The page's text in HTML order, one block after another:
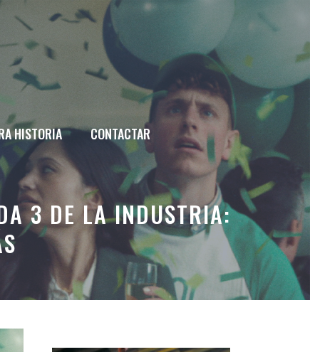
HISTORIA CONTACTAR
3 DE LA INDUSTRIA: